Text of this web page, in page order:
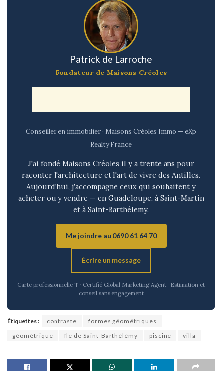
Patrick de Larroche
Fondateur de Maisons Créoles
Conseiller en immobilier · Maisons Créoles Immo — eXp
Realty France
J'ai fondé Maisons Créoles il y a trente ans pour
raconter l'architecture et l'art de vivre des Antilles.
Aujourd'hui, j'accompagne ceux qui souhaitent y
acheter ou y vendre — en Guadeloupe, à Saint-Martin
et à Saint-Barthélemy.
Me joindre au 0690 61 64 70
Écrire un message
Carte professionnelle T · Certifié Global Marketing Agent · Estimation et
conseil sans engagement
Étiquettes : contraste
formes géométriques
géométrique
île de Saint-Barthélémy piscine villa